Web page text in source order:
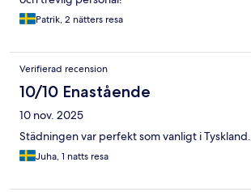
Patrik, 2 nätters resa
Verifierad recension
10/10 Enastående
10 nov. 2025
Städningen var perfekt som vanligt i Tyskland.
Juha, 1 natts resa